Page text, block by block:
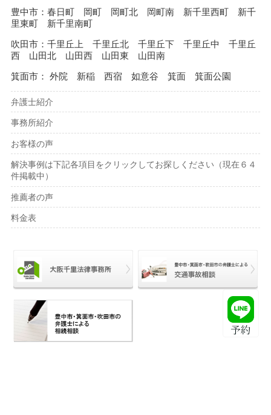
豊中市：春日町 岡町 岡町北 岡町南 新千里西町 新千
里東町 新千里南町
吹田市：千里丘上 千里丘北 千里丘下 千里丘中 千里丘
西 山田北 山田西 山田東 山田南
箕面市： 外院 新稲 西宿 如意谷 箕面 箕面公園
弁護士紹介
事務所紹介
お客様の声
解決事例は下記各項目をクリックしてお探しください（現在６４
件掲載中）
推薦者の声
料金表